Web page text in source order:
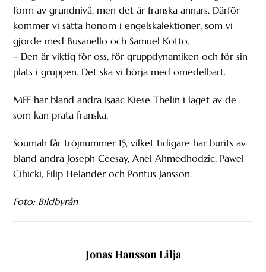
form av grundnivå, men det är franska annars. Därför
kommer vi sätta honom i engelskalektioner, som vi
gjorde med Busanello och Samuel Kotto.
– Den är viktig för oss, för gruppdynamiken och för sin
plats i gruppen. Det ska vi börja med omedelbart.
MFF har bland andra Isaac Kiese Thelin i laget av de
som kan prata franska.
Soumah får tröjnummer 15, vilket tidigare har burits av
bland andra Joseph Ceesay, Anel Ahmedhodzic, Pawel
Cibicki, Filip Helander och Pontus Jansson.
Foto: Bildbyrån
Jonas Hansson Lilja